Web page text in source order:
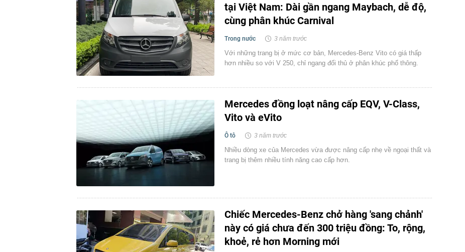
tại Việt Nam: Dài gần ngang Maybach, dễ độ,
cùng phân khúc Carnival
Trong nước 3 năm trước
Với những trang bị ở mức cơ bản, Mercedes-Benz Vito có giá thấp
hơn nhiều so với V 250, chỉ ngang đối thủ ở phân khúc phổ thông.
Mercedes đồng loạt nâng cấp EQV, V-Class,
Vito và eVito
Ô tô 3 năm trước
Nhiều dòng xe của Mercedes vừa được nâng cấp nhẹ về ngoại thất và
trang bị thêm nhiều tính năng cao cấp hơn.
Chiếc Mercedes-Benz chở hàng 'sang chảnh'
này có giá chưa đến 300 triệu đồng: To, rộng,
khoẻ, rẻ hơn Morning mới